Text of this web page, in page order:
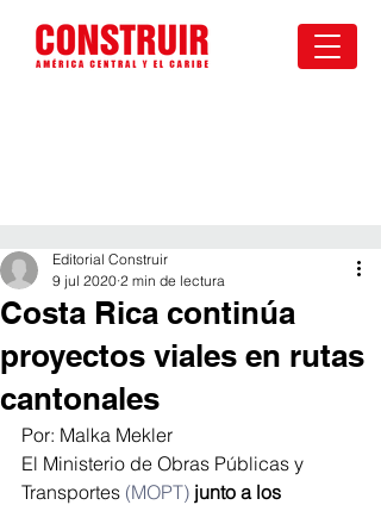
Costa Rica continúa
proyectos viales en rutas
cantonales
Editorial Construir
9 jul 2020 2 min de lectura
Por: Malka Mekler
El Ministerio de Obras Públicas y
Transportes (MOPT) junto a los